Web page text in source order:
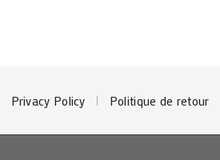
Privacy Policy Politique de retour